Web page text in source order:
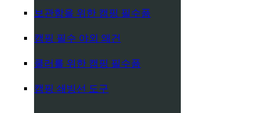
보관함을 위한 캠핑 필수품
캠핑 필수 야외 왜건
쿨러를 위한 캠핑 필수품
캠핑 쇄빙선 도구